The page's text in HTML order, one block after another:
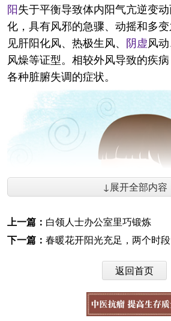
阳失于平衡导致体内阳气亢逆变
化，具有风邪的急骤、动摇和多
见肝阳化风、热极生风、 阴虚风
风燥等证型。相较外风导致的疾
各种脏腑失调的症状。
三、风邪致病，可见以下特点
风邪具备了自然界之风流动
↓展开全部内容
上一篇： 白领人士办公室里巧锻炼
下一篇： 春暖花开阳光充足，两个时段晒太阳更有助健康
返回首页